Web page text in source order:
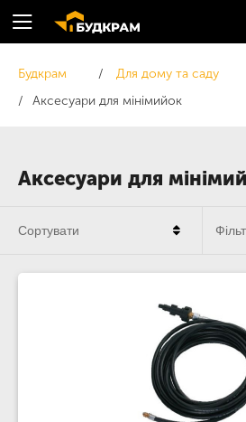
Аксесуари для
Будкрам
Для дому та саду
Аксесуари для мінімийок
Сортувати